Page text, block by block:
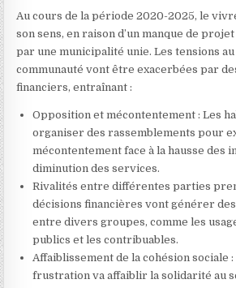
Au cours de la période 2020-2025, le
son sens, en raison d’un manque de
par une municipalité unie. Les tensions au
communauté vont être exacerbées par
financiers, entraînant :
Opposition et mécontentement : Les
organiser des rassemblements pour
mécontentement face à la hausse des
diminution des services.
Rivalités entre différentes parties
décisions financières vont générer
entre divers groupes, comme les
publics et les contribuables.
Affaiblissement de la cohésion sociale
frustration va affaiblir la solidarité au